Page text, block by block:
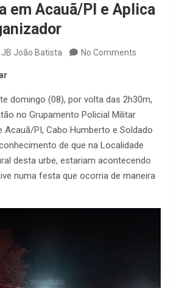
em Acauã/PI e Aplica
JB João Batista No Comments
domingo (08), por volta das 2h30m,
no Grupamento Policial Militar
Acauã/PI, Cabo Humberto e Soldado
de que na Localidade
desta urbe, estariam acontecendo
numa festa que ocorria de maneira